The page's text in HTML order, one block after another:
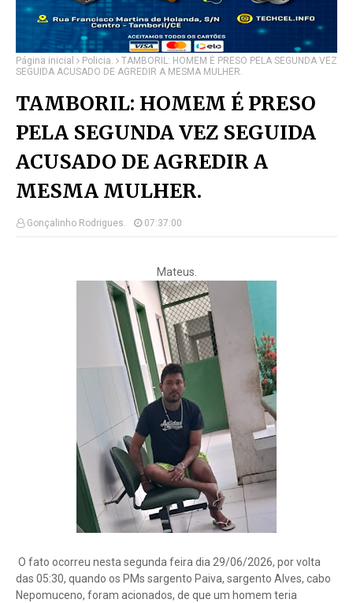
Página inicial Policia.
TAMBORIL: HOMEM É PRESO PELA SEGUNDA VEZ
SEGUIDA ACUSADO DE AGREDIR A MESMA MULHER.
TAMBORIL: HOMEM É PRESO
PELA SEGUNDA VEZ SEGUIDA
ACUSADO DE AGREDIR A
MESMA MULHER.
Gonçalinho Rodrigues. 07:37:00
Mateus.
O fato ocorreu nesta segunda feira dia 29/06/2026, por volta
das 05:30, quando os PMs sargento Paiva, sargento Alves, cabo
Nepomuceno, foram acionados, de que um homem teria